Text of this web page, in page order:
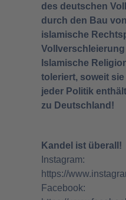
des deutschen
durch den Bau
islamische
Islamische
toleriert, soweit
jeder Politik
zu Deutschland!
Kandel ist überall!
Instagram:
https://
Facebook: